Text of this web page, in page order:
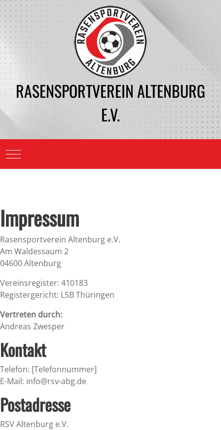
RASENSPORTVEREIN ALTENBURG
E.V.
Mobile Menu Toggle
Impressum
Rasensportverein Altenburg e.V.
Am Waldessaum 2
04600 Altenburg
Vereinsregister: 410183
Registergericht: LSB Thüringen
Vertreten durch:
Andreas Zwesper
Kontakt
Telefon: [Telefonnummer]
E-Mail: info@rsv-abg.de
Postadresse
RSV Altenburg e.V.